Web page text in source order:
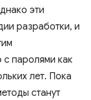
эти
разработки, и
с паролями как
лет. Пока
станут